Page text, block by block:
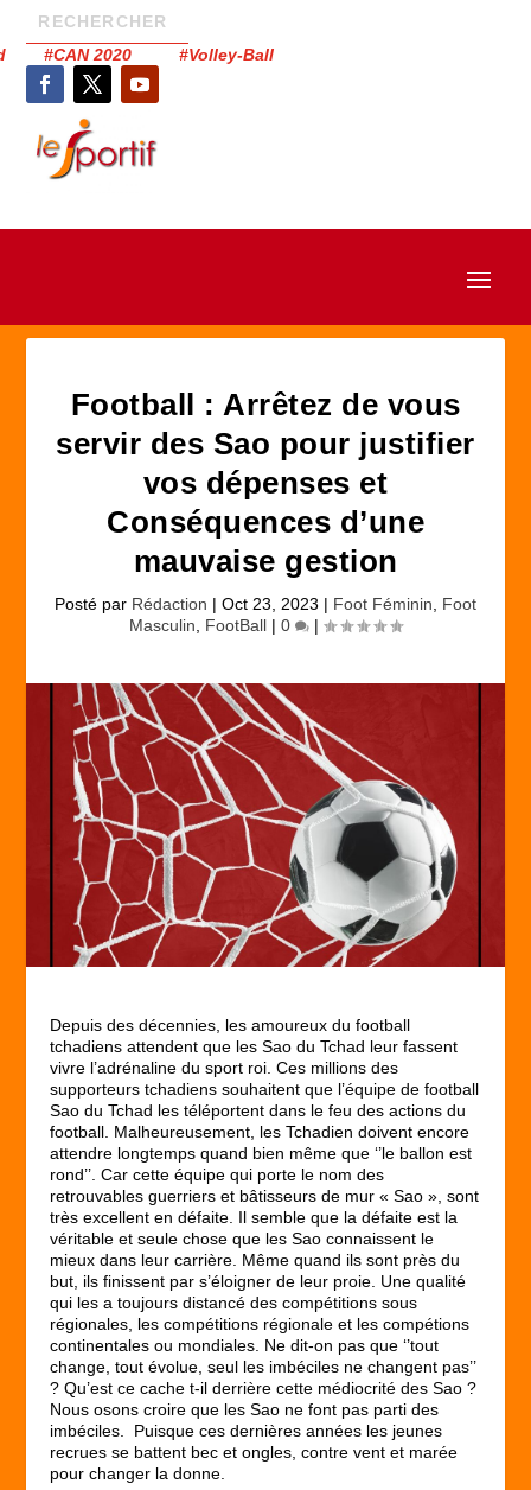
#CAN 2020 #Volley-Ball
Football : Arrêtez de vous
servir des Sao pour justifier
vos dépenses et
Conséquences d’une
mauvaise gestion
Posté par Rédaction | Oct 23, 2023 | Foot Féminin
Foot
Masculin
FootBall | 0 |
Depuis des décennies, les amoureux du football
tchadiens attendent que les Sao du Tchad leur fassent
vivre l’adrénaline du sport roi. Ces millions des
supporteurs tchadiens souhaitent que l’équipe de football
Sao du Tchad les téléportent dans le feu des actions du
football. Malheureusement, les Tchadien doivent encore
attendre longtemps quand bien même que ‘’le ballon est
rond’’. Car cette équipe qui porte le nom des
retrouvables guerriers et bâtisseurs de mur « Sao », sont
très excellent en défaite. Il semble que la défaite est la
véritable et seule chose que les Sao connaissent le
mieux dans leur carrière. Même quand ils sont près du
but, ils finissent par s’éloigner de leur proie. Une qualité
qui les a toujours distancé des compétitions sous
régionales, les compétitions régionale et les compétions
continentales ou mondiales. Ne dit-on pas que ‘’tout
change, tout évolue, seul les imbéciles ne changent pas’’
? Qu’est ce cache t-il derrière cette médiocrité des Sao ?
Nous osons croire que les Sao ne font pas parti des
imbéciles. Puisque ces dernières années les jeunes
recrues se battent bec et ongles, contre vent et marée
pour changer la donne.